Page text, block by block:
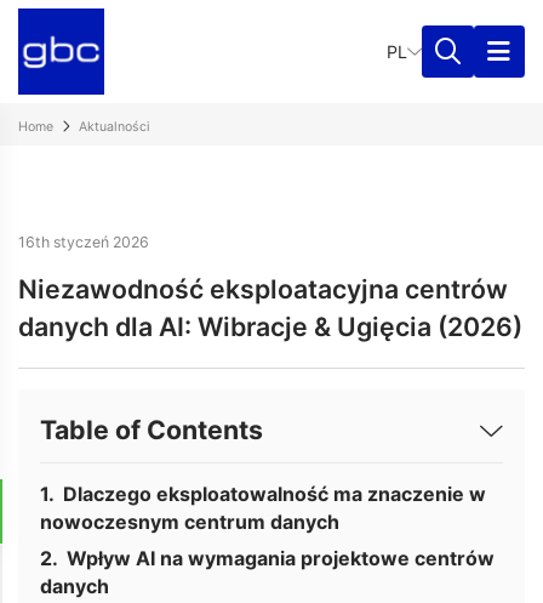
PL
Home Aktualności
16th styczeń 2026
Niezawodność eksploatacyjna centrów
danych dla AI: Wibracje & Ugięcia (2026)
Table of Contents
Dlaczego eksploatowalność ma znaczenie w
nowoczesnym centrum danych
Wpływ AI na wymagania projektowe centrów
danych